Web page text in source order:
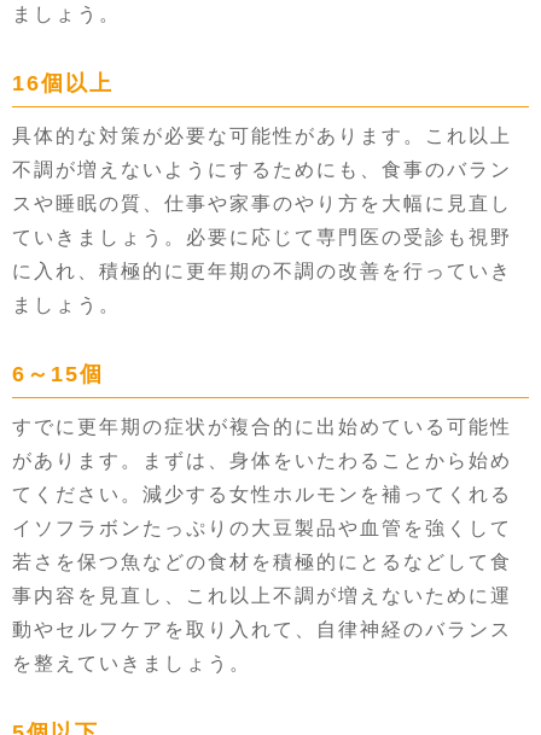
ましょう。
16個以上
具体的な対策が必要な可能性があります。これ以上
不調が増えないようにするためにも、食事のバラン
スや睡眠の質、仕事や家事のやり方を大幅に見直し
ていきましょう。必要に応じて専門医の受診も視野
に入れ、積極的に更年期の不調の改善を行っていき
ましょう。
6～15個
すでに更年期の症状が複合的に出始めている可能性
があります。まずは、身体をいたわることから始め
てください。減少する女性ホルモンを補ってくれる
イソフラボンたっぷりの大豆製品や血管を強くして
若さを保つ魚などの食材を積極的にとるなどして食
事内容を見直し、これ以上不調が増えないために運
動やセルフケアを取り入れて、自律神経のバランス
を整えていきましょう。